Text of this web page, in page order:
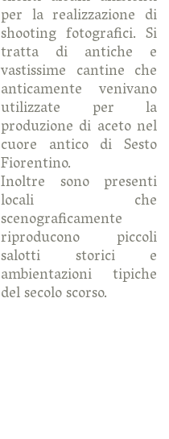
per la realizzazione di
shooting fotografici. Si
tratta di antiche e
vastissime cantine che
anticamente venivano
utilizzate per la
produzione di aceto nel
cuore antico di Sesto
Fiorentino.
Inoltre sono presenti
locali che
scenograficamente
riproducono piccoli
salotti storici e
ambientazioni tipiche
del secolo scorso.